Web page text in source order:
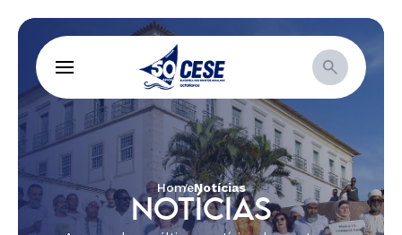
HomeNotícias
NOTÍCIAS